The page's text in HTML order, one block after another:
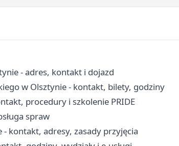
- adres, kontakt i dojazd
w Olsztynie - kontakt, bilety, godziny
procedury i szkolenie PRIDE
spraw
kontakt, adresy, zasady przyjęcia